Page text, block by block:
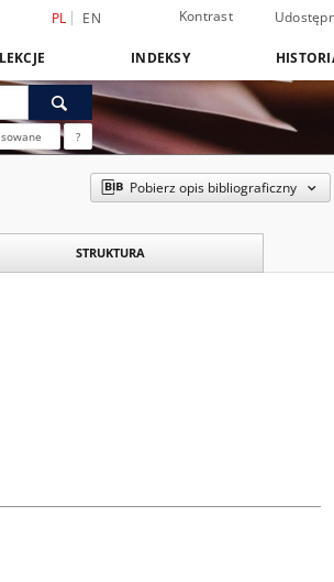
PL EN Kontrast
INDEKSY
?
Pobierz opis bibliograficzny
STRUKTURA